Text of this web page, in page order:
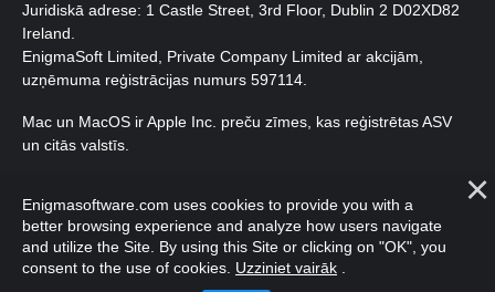
Juridiskā adrese: 1 Castle Street, 3rd Floor, Dublin 2 D02XD82
Ireland.
EnigmaSoft Limited, Private Company Limited ar akcijām,
uzņēmuma reģistrācijas numurs 597114.
Mac un MacOS ir Apple Inc. preču zīmes, kas reģistrētas ASV
un citās valstīs.
aizsargātas.
Enigmasoftware.com uses cookies to provide you with a
better browsing experience and analyze how users navigate
and utilize the Site. By using this Site or clicking on "OK", you
consent to the use of cookies. Uzziniet vairāk